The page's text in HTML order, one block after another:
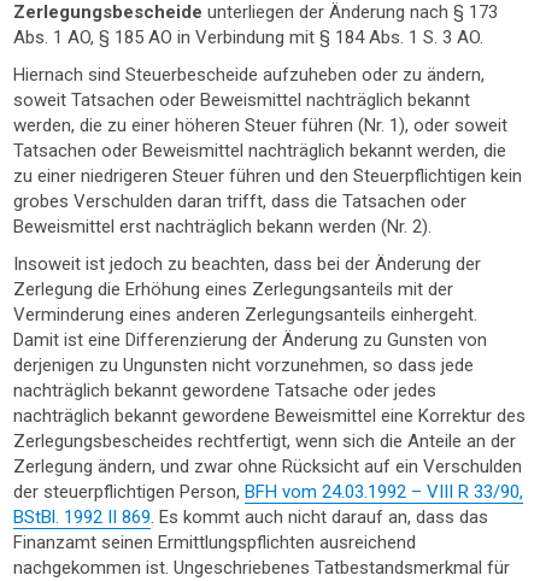
Zerlegungsbescheideunterliegen der Änderung nach § 173
Abs. 1 AO, § 185 AO in Verbindung mit § 184 Abs. 1 S. 3 AO.
Hiernach sind Steuerbescheide aufzuheben oder zu ändern,
soweit Tatsachen oder Beweismittel nachträglich bekannt
werden, die zu einer höheren Steuer führen (Nr. 1), oder soweit
Tatsachen oder Beweismittel nachträglich bekannt werden, die
zu einer niedrigeren Steuer führen und den Steuerpflichtigen kein
grobes Verschulden daran trifft, dass die Tatsachen oder
Beweismittel erst nachträglich bekann werden (Nr. 2).
Insoweit ist jedoch zu beachten, dass bei der Änderung der
Zerlegung die Erhöhung eines Zerlegungsanteils mit der
Verminderung eines anderen Zerlegungsanteils einhergeht.
Damit ist eine Differenzierung der Änderung zu Gunsten von
derjenigen zu Ungunsten nicht vorzunehmen, so dass jede
nachträglich bekannt gewordene Tatsache oder jedes
nachträglich bekannt gewordene Beweismittel eine Korrektur des
Zerlegungsbescheides rechtfertigt, wenn sich die Anteile an der
Zerlegung ändern, und zwar ohne Rücksicht auf ein Verschulden
der steuerpflichtigen Person,BFH vom 24.03.1992 – VIII R 33/90,
BStBl. 1992 II 869. Es kommt auch nicht darauf an, dass das
Finanzamt seinen Ermittlungspflichten ausreichend
nachgekommen ist. Ungeschriebenes Tatbestandsmerkmal für